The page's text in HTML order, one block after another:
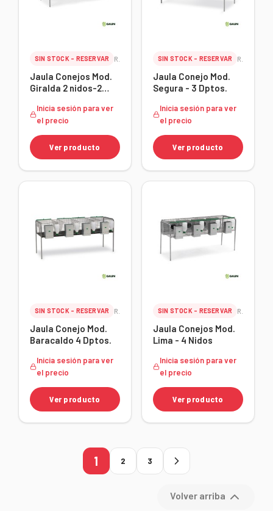
SIN STOCK - RESERVAR
Jaula Conejos Mod.
Giralda 2 nidos-2
Inicia sesión para ver
el precio
Ver producto
SIN STOCK - RESERVAR
Jaula Conejo Mod.
Segura - 3 Dptos.
Inicia sesión para ver
el precio
Ver producto
SIN STOCK - RESERVAR
Jaula Conejo Mod.
Baracaldo 4 Dptos.
Inicia sesión para ver
el precio
Ver producto
SIN STOCK - RESERVAR
Jaula Conejos Mod.
Lima - 4 Nidos
Inicia sesión para ver
el precio
Ver producto
1 2 3
Volver arriba